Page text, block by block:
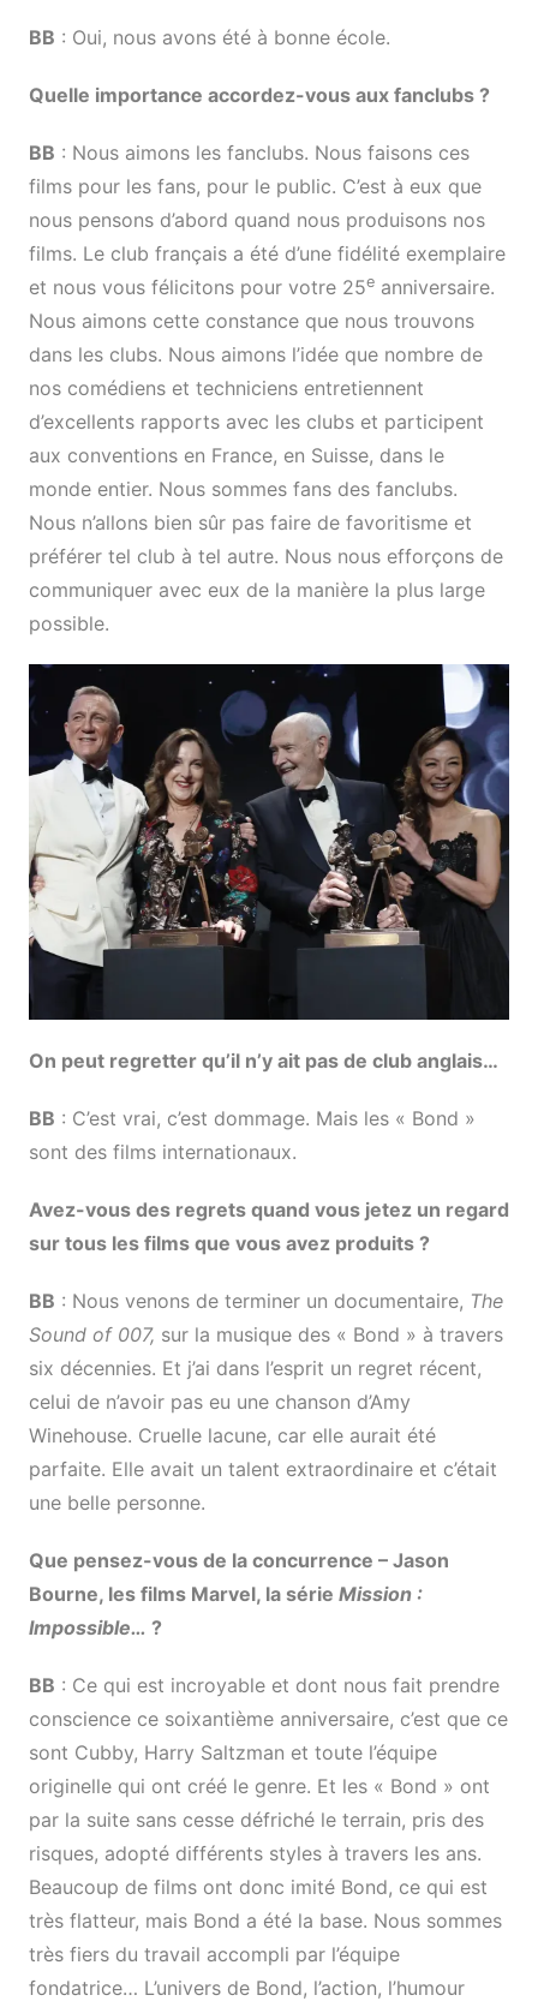
BB : Oui, nous avons été à bonne école.
Quelle importance accordez-vous aux fanclubs ?
BB : Nous aimons les fanclubs. Nous faisons ces
films pour les fans, pour le public. C’est à eux que
nous pensons d’abord quand nous produisons nos
films. Le club français a été d’une fidélité exemplaire
et nous vous félicitons pour votre 25eanniversaire.
Nous aimons cette constance que nous trouvons
dans les clubs. Nous aimons l’idée que nombre de
nos comédiens et techniciens entretiennent
d’excellents rapports avec les clubs et participent
aux conventions en France, en Suisse, dans le
monde entier. Nous sommes fans des fanclubs.
Nous n’allons bien sûr pas faire de favoritisme et
préférer tel club à tel autre. Nous nous efforçons de
communiquer avec eux de la manière la plus large
possible.
On peut regretter qu’il n’y ait pas de club anglais…
BB : C’est vrai, c’est dommage. Mais les « Bond »
sont des films internationaux.
Avez-vous des regrets quand vous jetez un regard
sur tous les films que vous avez produits ?
BB : Nous venons de terminer un documentaire, The
Sound of 007, sur la musique des « Bond » à travers
six décennies. Et j’ai dans l’esprit un regret récent,
celui de n’avoir pas eu une chanson d’Amy
Winehouse. Cruelle lacune, car elle aurait été
parfaite. Elle avait un talent extraordinaire et c’était
une belle personne.
Que pensez-vous de la concurrence – Jason
Bourne, les films Marvel, la série Mission :
Impossible… ?
BB : Ce qui est incroyable et dont nous fait prendre
conscience ce soixantième anniversaire, c’est que ce
sont Cubby, Harry Saltzman et toute l’équipe
originelle qui ont créé le genre. Et les « Bond » ont
par la suite sans cesse défriché le terrain, pris des
risques, adopté différents styles à travers les ans.
Beaucoup de films ont donc imité Bond, ce qui est
très flatteur, mais Bond a été la base. Nous sommes
très fiers du travail accompli par l’équipe
fondatrice… L’univers de Bond, l’action, l’humour